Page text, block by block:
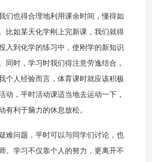
们也得合理地利用课余时间，懂得如
比如某天化学刚上完新课，我们就得
入到化学的练习中，使刚学的新知识
同时，学习时我们得注意劳逸结合，
个人经验而言，体育课时就应该积极
动，平时活动课适当地去运动一下，
有利于脑力的休息放松。
难问题，平时可以与同学们讨论，也
。学习不仅靠个人的努力，更离开不